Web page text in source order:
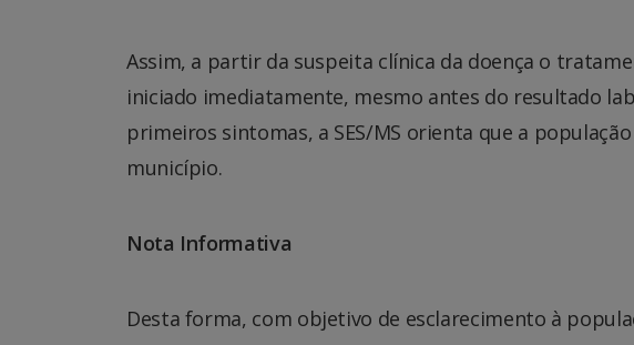
Assim, a partir da suspeita clínica da doença o
iniciado imediatamente, mesmo antes do resultado
primeiros sintomas, a SES/MS orienta que a
município.
Nota Informativa
Desta forma, com objetivo de esclarecimento à